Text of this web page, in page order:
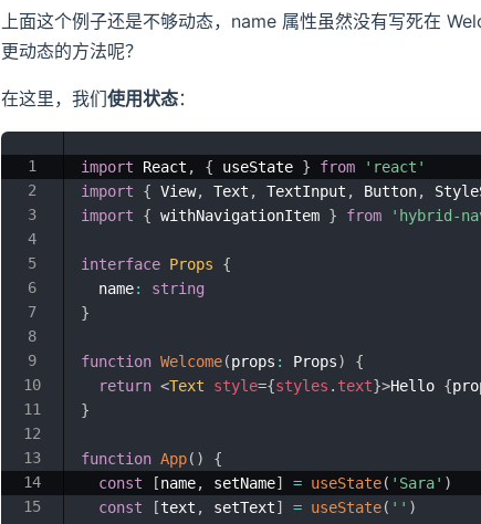
上面这个例子还是不够动态，name 属性虽然没有写死在
更动态的方法呢？
在这里，我们使用状态：
import React , { useState } from
'react'
import
{ View, Text , TextInput , Button,
import
{ withNavigationItem } from 'hybrid-
interface Props
{
  name
:
string
}
function Welcome(props : Props)
{
return <Text style={styles . text}>Hello {
}
function App( )
{
const
[name, setName] = useState( 'Sara' )
const
[text , setText] = useState( '' )